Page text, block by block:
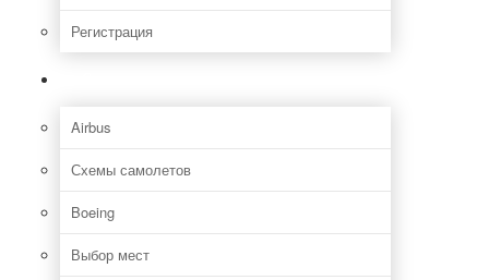
Регистрация
Airbus
Схемы самолетов
Boeing
Выбор мест